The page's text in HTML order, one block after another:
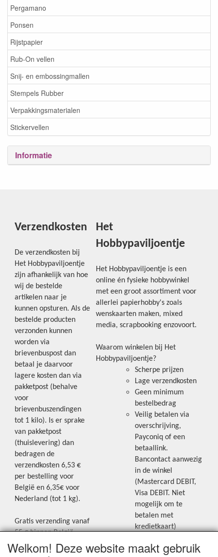
Pergamano
Ponsen
Rijstpapier
Rub-On vellen
Snij- en embossingmallen
Stempels Rubber
Verpakkingsmaterialen
Stickervellen
Informatie
Verzendkosten
De verzendkosten bij
Het Hobbypaviljoentje
zijn afhankelijk van hoe
wij de bestelde
artikelen naar je
kunnen opsturen. Als de
bestelde producten
verzonden kunnen
worden via
brievenbuspost dan
betaal je daarvoor
lagere kosten dan via
pakketpost (behalve
voor
brievenbuszendingen
tot 1 kilo). Is er sprake
van pakketpost
(thuislevering) dan
bedragen de
verzendkosten 6,53 €
per bestelling voor
België en 6,35€ voor
Nederland (tot 1 kg).
Gratis verzending vanaf
55 € binnen België.
Gratis verzending vanaf
65 € naar Nederland.
Het
Hobbypaviljoentje
Het Hobbypaviljoentje is een
online én fysieke hobbywinkel
met een groot assortiment voor
allerlei papierhobby's zoals
wenskaarten maken, mixed
media, scrapbooking enzovoort.
Waarom winkelen bij Het
Hobbypaviljoentje?
Scherpe prijzen
Lage verzendkosten
Geen minimum
bestelbedrag
Veilig betalen via
overschrijving,
Payconiq of een
betaallink.
Bancontact aanwezig
in de winkel
(Mastercard DEBIT,
Visa DEBIT. Niet
mogelijk om te
betalen met
kredietkaart)
Blijf op de hoogte van de laatste
Welkom! Deze website maakt gebruik